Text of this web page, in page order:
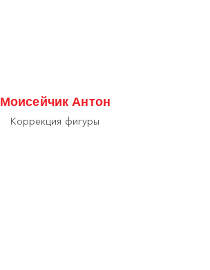
Моисейчик Антон
Коррекция фигуры